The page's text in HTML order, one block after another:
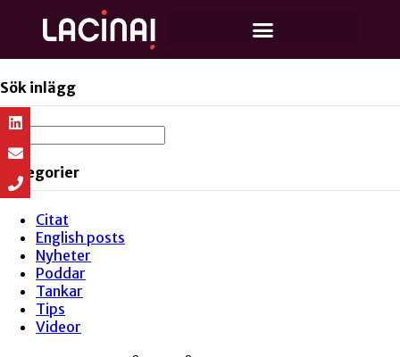
Sök inlägg
Kategorier
Citat
English posts
Nyheter
Poddar
Tankar
Tips
Videor